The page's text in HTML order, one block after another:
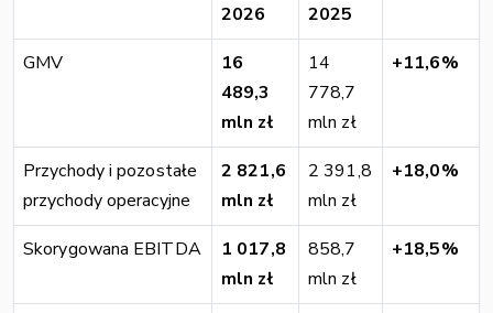
2026
2025
GMV
16
489,3
mln zł
14
778,7
mln zł
+11,6%
Przychody i pozostałe
przychody operacyjne
2 821,6
mln zł
2 391,8
mln zł
+18,0%
Skorygowana EBITDA
1 017,8
mln zł
858,7
mln zł
+18,5%